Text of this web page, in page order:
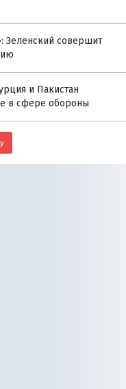
Зеленский совершит
и Пакистан
в сфере обороны